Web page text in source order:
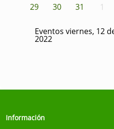
29
30 31 1
Eventos viernes, 12
2022
Información